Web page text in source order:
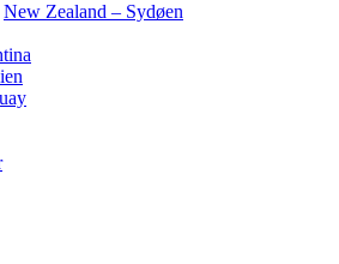
New Zealand – Sydøen